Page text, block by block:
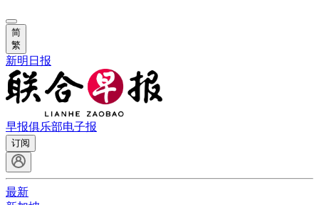
简
繁
新明日报
早报俱乐部电子报
订阅
最新